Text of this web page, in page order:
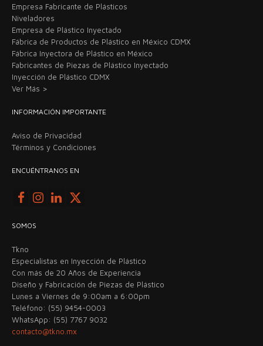
Empresa Fabricante de Plásticos
Niveladores
Empresa de Plástico Inyectado
Fábrica de Productos de Plástico en México CDMX
Fábrica Inyectora de Plástico en México
Fabricantes de Piezas de Plástico Inyectado
Inyección de Plástico CDMX
Ver Más >
INFORMACIÓN IMPORTANTE
Aviso de Privacidad
Términos y Condiciones
ENCUÉNTRANOS EN
SOMOS
Tkno
Especialistas en Inyección de Plástico
Con más de 20 Años de Experiencia
Diseño y Fabricación de Piezas de Plástico
Lunes a Viernes de 9:00am a 6:00pm
Teléfono: (55) 9454-0003
WhatsApp: (55) 7767 9032
contacto@tkno.mx